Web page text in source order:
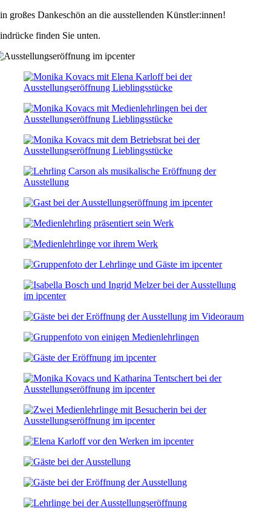
großes Dankeschön an die ausstellenden Künstler:innen!
finden Sie unten.